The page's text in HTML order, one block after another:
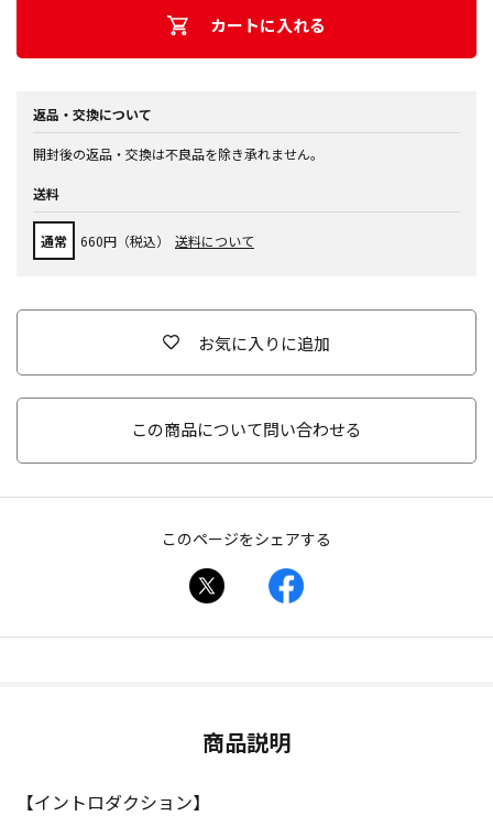
カートに入れる
返品・交換について
開封後の返品・交換は不良品を除き承れません。
送料
通常 660円（税込） 送料について
お気に入りに追加
この商品について問い合わせる
このページをシェアする
商品説明
【イントロダクション】